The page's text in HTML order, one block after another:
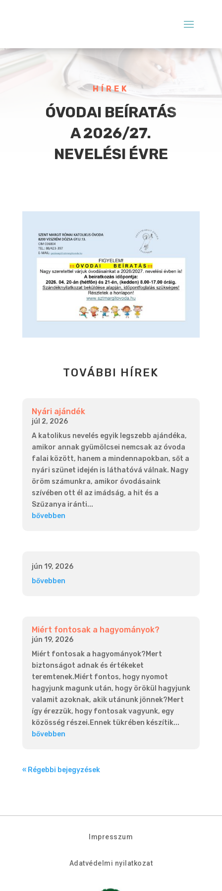
HÍREK
ÓVODAI BEÍRATÁS
A 2026/27.
NEVELÉSI ÉVRE
TOVÁBBI HÍREK
Nyári ajándék
júl 2, 2026
A katolikus nevelés egyik legszebb ajándéka,
amikor annak gyümölcsei nemcsak az óvoda
falai között, hanem a mindennapokban, sőt a
nyári szünet idején is láthatóvá válnak. Nagy
öröm számunkra, amikor óvodásaink
szívében ott él az imádság, a hit és a
Szűzanya iránti...
bővebben
jún 19, 2026
bővebben
Miért fontosak a hagyományok?
jún 19, 2026
Miért fontosak a hagyományok?Mert
biztonságot adnak és értékeket
teremtenek.Miért fontos, hogy nyomot
hagyjunk magunk után, hogy örökül hagyjunk
valamit azoknak, akik utánunk jönnek?Mert
így érezzük, hogy fontosak vagyunk, egy
közösség részei.Ennek tükrében készítik...
bővebben
« Régebbi bejegyzések
Impresszum
Adatvédelmi nyilatkozat